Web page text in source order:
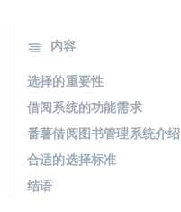
内容
选择的重要性
借阅系统的功能需求
番薯借阅图书管理系统介绍
合适的选择标准
结语